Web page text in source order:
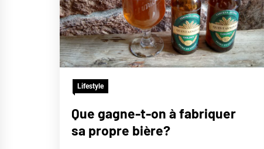
Lifestyle
Que gagne-t-on à fabriquer
sa propre bière?